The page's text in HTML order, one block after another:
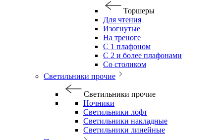
Торшеры
Для чтения
Изогнутые
На треноге
С 1 плафоном
С 2 и более плафонами
Со столиком
Светильники прочие
Светильники прочие
Ночники
Светильники лофт
Светильники накладные
Светильники линейные